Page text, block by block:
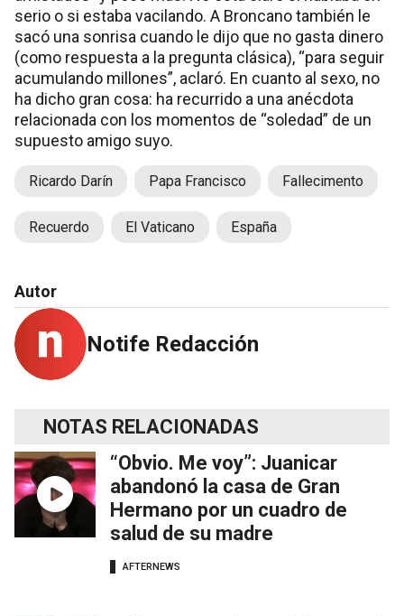
serio o si estaba vacilando. A Broncano también le
sacó una sonrisa cuando le dijo que no gasta dinero
(como respuesta a la pregunta clásica), “para seguir
acumulando millones”, aclaró. En cuanto al sexo, no
ha dicho gran cosa: ha recurrido a una anécdota
relacionada con los momentos de “soledad” de un
supuesto amigo suyo.
Ricardo Darín Papa Francisco Fallecimento
Recuerdo El Vaticano España
Autor
Notife Redacción
NOTAS RELACIONADAS
“Obvio. Me voy”: Juanicar
abandonó la casa de Gran
Hermano por un cuadro de
salud de su madre
AFTERNEWS